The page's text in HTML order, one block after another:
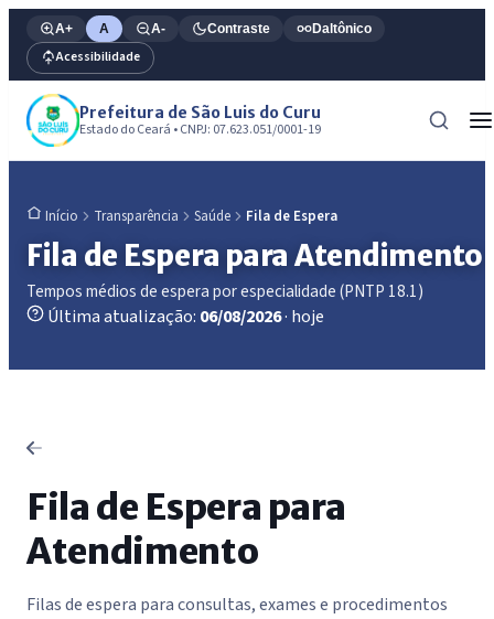
A+ A A- Contraste Daltônico
Acessibilidade
Prefeitura de São Luis do Curu
Estado do Ceará • CNPJ: 07.623.051/0001-19
Início Transparência Saúde Fila de Espera
Fila de Espera para Atendimento
Tempos médios de espera por especialidade (PNTP 18.1)
Última atualização: 06/08/2026· hoje
Fila de Espera para
Atendimento
Filas de espera para consultas, exames e procedimentos